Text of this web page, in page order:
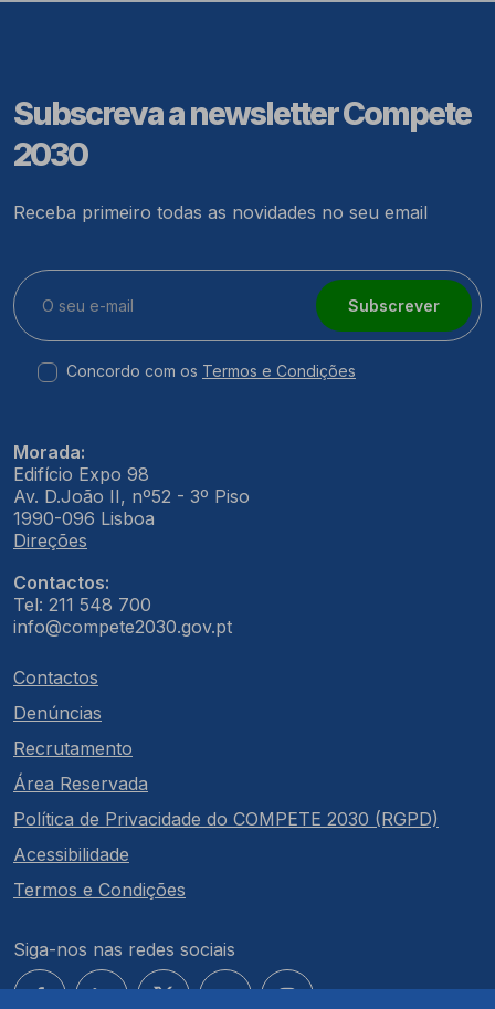
Subscreva a newsletter Compete
2030
Receba primeiro todas as novidades no seu email
Subscrever
Concordo com os Termos e Condições
Morada:
Edifício Expo 98
Av. D.João II, nº52 - 3º Piso
1990-096 Lisboa
Direções
Contactos:
Tel: 211 548 700
info@compete2030.gov.pt
Contactos
Denúncias
Recrutamento
Área Reservada
Política de Privacidade do COMPETE 2030 (RGPD)
Acessibilidade
Termos e Condições
Siga-nos nas redes sociais